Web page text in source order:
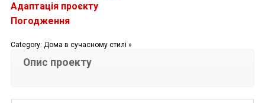
Адаптація проєкту
Погодження
Category: Дома в сучасному стилі »
Опис проекту